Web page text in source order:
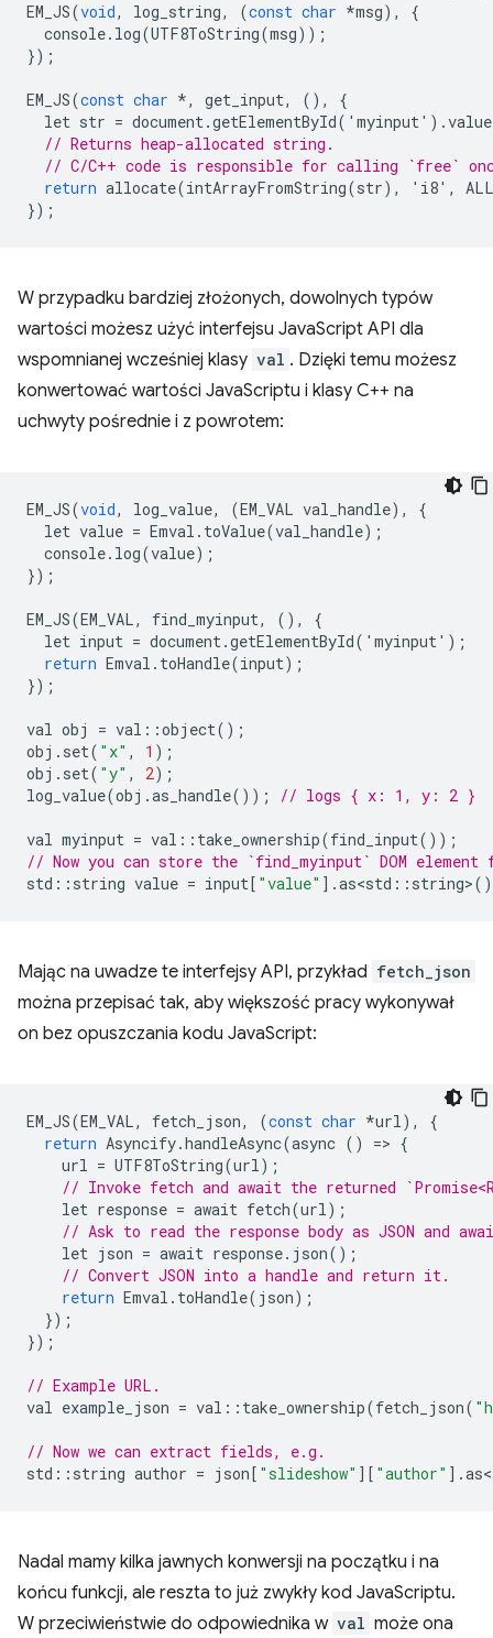
EM_JS(void, log_string, (const char *msg),
{
console. log(UTF8ToString(msg));
});
EM_JS(const char *, get_input, (),
{
let str = document.getElementById( ' myinput' ).value
// Returns heap-allocated string.
// C/C++ code is responsible for calling `free`
return allocate(intArrayFromString(str), ' i8' ,
});
W przypadku bardziej złożonych, dowolnych typów
wartości możesz użyć interfejsu JavaScript API dla
wspomnianej wcześniej klasy val . Dzięki temu możesz
konwertować wartości JavaScriptu i klasy C++ na
uchwyty pośrednie i z powrotem:
EM_JS(void, log_value, (EM_VAL val_handle),
{
let value = Emval . toValue(val_handle);
console. log(value);
});
EM_JS(EM_VAL, find_myinput, (),
{
let input = document.getElementById( ' myinput' );
return Emval . toHandle(input);
});
val obj = val ::object();
obj . set( "x" , 1 );
obj . set( "y" , 2);
log_value(obj .as_handle()); // logs { x: 1, y: 2 }
val myinput = val :: take_ownership(find_input());
// Now you can store the `find_myinput` DOM
std :: string value = input[ "value" ].as<std :: string>
Mając na uwadze te interfejsy API, przykład fetch_json
można przepisać tak, aby większość pracy wykonywał
on bez opuszczania kodu JavaScript:
EM_JS(EM_VAL, fetch_json, (const char *url),
{
return Asyncify.handleAsync(async () => {
url = UTF8ToString(url);
// Invoke fetch and await the returned
let response = await fetch(url);
// Ask to read the response body as JSON and
let json = await response. json();
// Convert JSON into a handle and return it.
return Emval . toHandle( json);
});
});
// Example URL.
val example_json = val :: take_ownership(fetch_json(
// Now we can extract fields, e.g.
std :: string author = json[ "slideshow" ][ "author" ].
Nadal mamy kilka jawnych konwersji na początku i na
końcu funkcji, ale reszta to już zwykły kod JavaScriptu.
W przeciwieństwie do odpowiednika w val może ona